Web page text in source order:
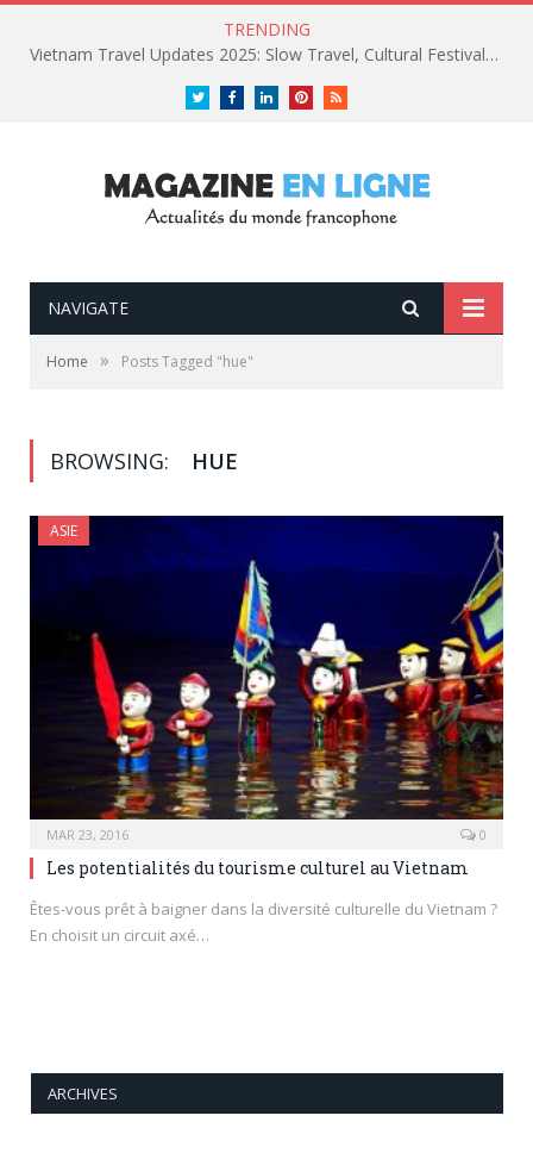
TRENDING
Vietnam Travel Updates 2025: Slow Travel, Cultural Festivals, and Luxury Retreats
TwitterFacebookLinkedInPinterestRSS
NAVIGATE
Home » Posts Tagged "hue"
BROWSING: HUE
ASIE
MAR 23, 2016 0
Les potentialités du tourisme culturel au Vietnam
Êtes-vous prêt à baigner dans la diversité culturelle du Vietnam ?
En choisit un circuit axé…
ARCHIVES